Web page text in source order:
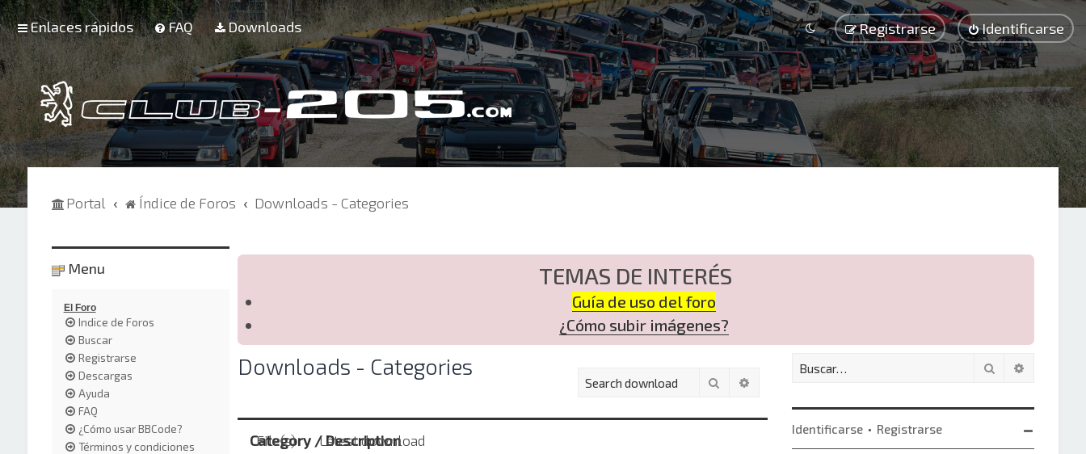
Enlaces rápidos FAQ Downloads Identificarse
Registrarse
Portal Índice de Foros Downloads - Categories
TEMAS DE INTERÉS
Guía de uso del foro
¿Cómo subir imágenes?
Downloads - Categories
Buscar
Category / Description
File(s) Latest download
Buscar
Identificarse • Registrarse
Menu
El Foro
Indice de Foros
Buscar
Registrarse
Descargas
Ayuda
FAQ
¿Cómo usar BBCode?
Términos y condiciones